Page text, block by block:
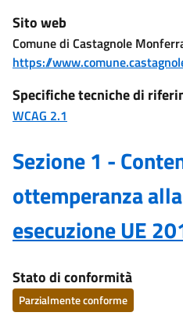
Sito web
Comune di Castagnole
https://
Specifiche tecniche di
WCAG 2.1
Sezione 1 -
ottemperanza alla
esecuzione UE
Stato di conformità
Parzialmente conforme